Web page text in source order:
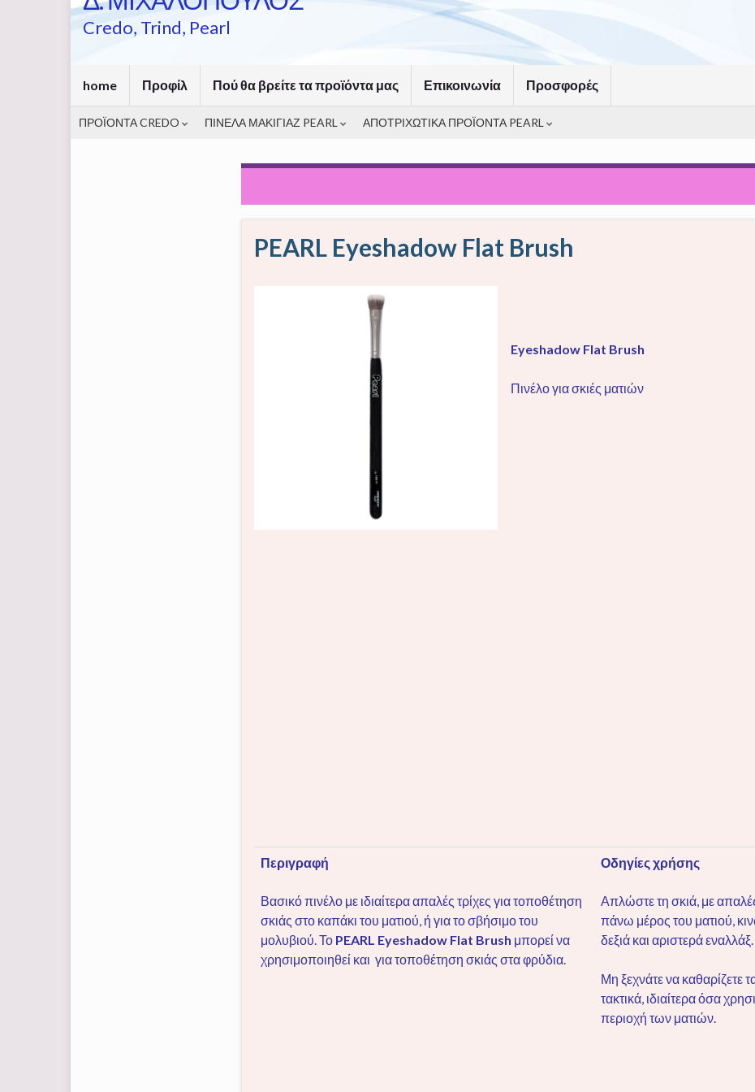
Credo, Trind, Pearl
home Προφίλ Πού θα βρείτε τα προϊόντα μας Επικοινωνία Προσφορές
ΠΡΟΪΟΝΤΑ CREDO ΠΙΝΕΛΑ ΜΑΚΙΓΙΑΖ PEARL ΑΠΟΤΡΙΧΩΤΙΚΑ ΠΡΟΪΟΝΤΑ PEARL
PEARL Eyeshadow Flat Brush
Eyeshadow Flat Brush
Πινέλο για σκιές ματιών
Περιγραφή
Βασικό πινέλο με ιδιαίτερα απαλές τρίχες για τοποθέτηση
σκιάς στο καπάκι του ματιού, ή για το σβήσιμο του
μολυβιού. Το PEARL Eyeshadow Flat Brush μπορεί να
χρησιμοποιηθεί και για τοποθέτηση σκιάς στα φρύδια.
Οδηγίες χρήσης
Απλώστε τη σκιά, με
πάνω μέρος του ματιού,
δεξιά και αριστερά εναλλάξ.
Μη ξεχνάτε να καθαρίζετε
τακτικά, ιδιαίτερα όσα
περιοχή των ματιών.